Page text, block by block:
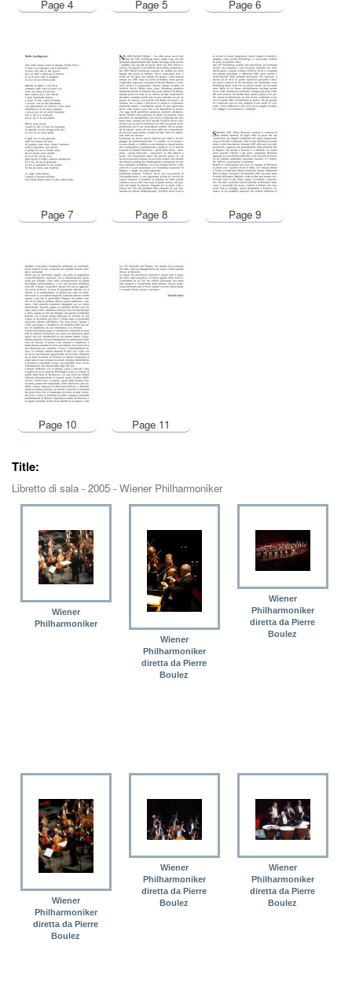
Page 4 Page 5 Page 6
Page 7 Page 8 Page 9
Page 10 Page 11
Title:
Libretto di sala - 2005 - Wiener Philharmoniker
Wiener
Philharmoniker
Wiener
Philharmoniker
diretta da Pierre
Boulez
Wiener
Philharmoniker
diretta da Pierre
Boulez
Wiener
Philharmoniker
diretta da Pierre
Boulez
Wiener
Philharmoniker
diretta da Pierre
Boulez
Wiener
Philharmoniker
diretta da Pierre
Boulez